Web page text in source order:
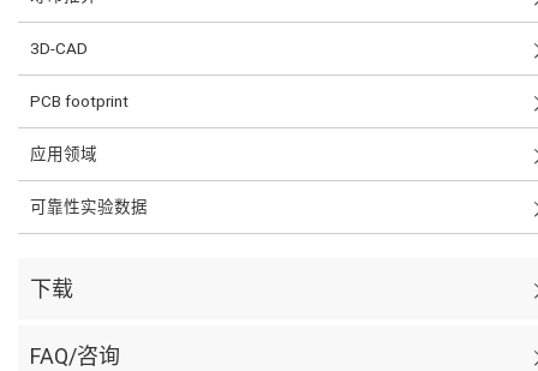
3D-CAD
PCB footprint
应用领域
可靠性实验数据
下载
FAQ/咨询